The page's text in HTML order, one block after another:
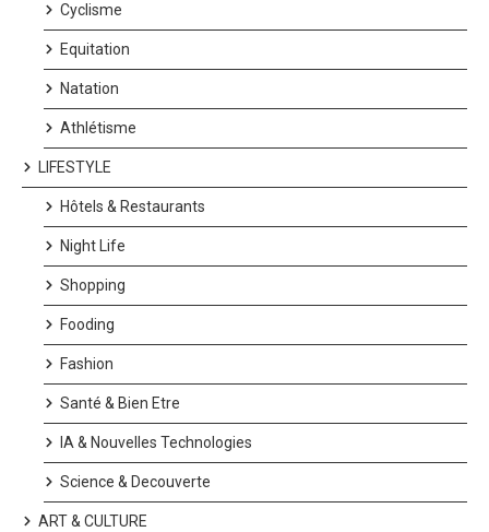
Cyclisme
Equitation
Natation
Athlétisme
LIFESTYLE
Hôtels & Restaurants
Night Life
Shopping
Fooding
Fashion
Santé & Bien Etre
IA & Nouvelles Technologies
Science & Decouverte
ART & CULTURE